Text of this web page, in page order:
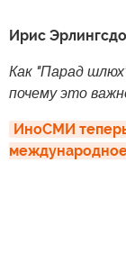
Ирис
Как "Парад
почему это
ИноСМИ
международное